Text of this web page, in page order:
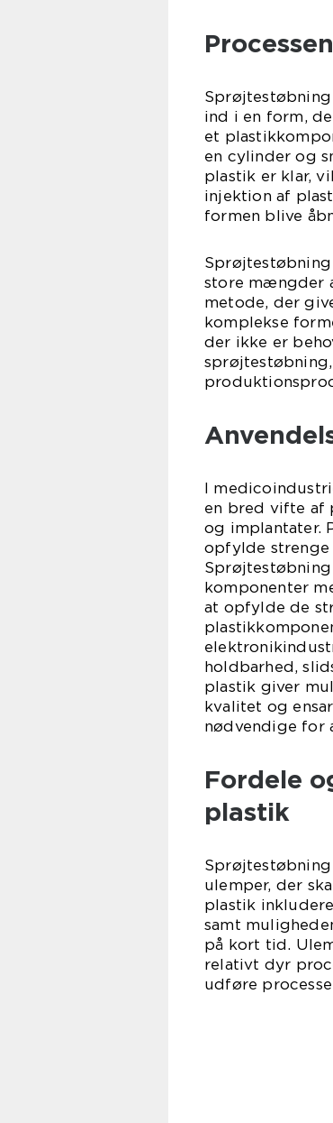
Processen
ind i en form,
et
en cylinder og
plastik er klar,
injektion af
formen blive
store mængder
metode, der
komplekse
der ikke er
I
en bred vifte af
og implantater.
opfylde
komponenter
at opfylde de
holdbarhed,
plastik giver
kvalitet og
nødvendige for
Fordele
plastik
ulemper, der
plastik
samt
på kort tid.
relativt dyr
udføre